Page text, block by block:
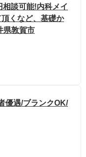
談可能!内科メイ
くなど、基礎か
県敦賀市
優遇/ブランクOK/